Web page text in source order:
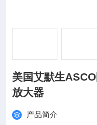
美国艾默生
放大器
产品简介